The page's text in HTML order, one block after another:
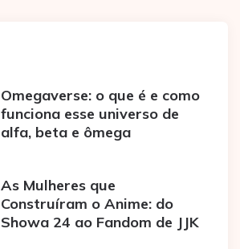
Omegaverse: o que é e como
funciona esse universo de
alfa, beta e ômega
As Mulheres que
Construíram o Anime: do
Showa 24 ao Fandom de JJK